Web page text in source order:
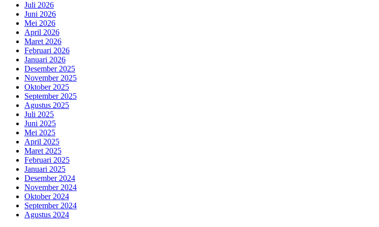
Juli 2026
Juni 2026
Mei 2026
April 2026
Maret 2026
Februari 2026
Januari 2026
Desember 2025
November 2025
Oktober 2025
September 2025
Agustus 2025
Juli 2025
Juni 2025
Mei 2025
April 2025
Maret 2025
Februari 2025
Januari 2025
Desember 2024
November 2024
Oktober 2024
September 2024
Agustus 2024